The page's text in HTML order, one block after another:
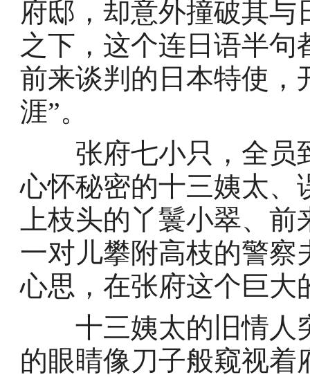
府邸，却意外撞破其
之下，这个连日语半
前来谈判的日本特使，
涯”。
张府七小只，全员
心怀秘密的十三姨太、
上枝头的丫鬟小翠、前
一对儿攀附高枝的警
心思，在张府这个巨大
十三姨太的旧情人
的眼睛像刀子般窥视